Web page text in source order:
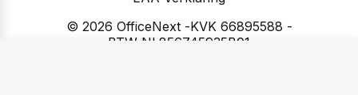
© 2026 OfficeNext -KVK 66895588 -
BTW NL856745935B01